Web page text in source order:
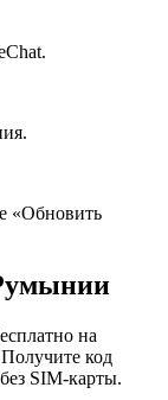
«Обновить
на
код
SIM-карты.